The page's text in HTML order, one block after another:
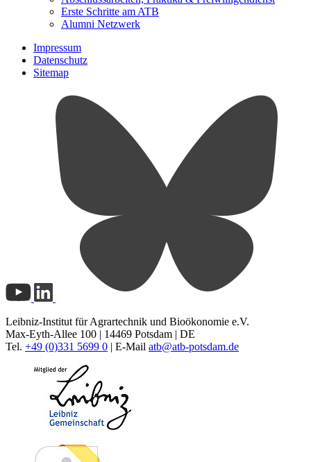
Erste Schritte am ATB
Alumni Netzwerk
Impressum
Datenschutz
Sitemap
Leibniz-Institut für Agrartechnik und Bioökonomie e.V.
Max-Eyth-Allee 100 | 14469 Potsdam | DE
Tel. +49 (0)331 5699 0 | E-Mail atb@atb-potsdam.de